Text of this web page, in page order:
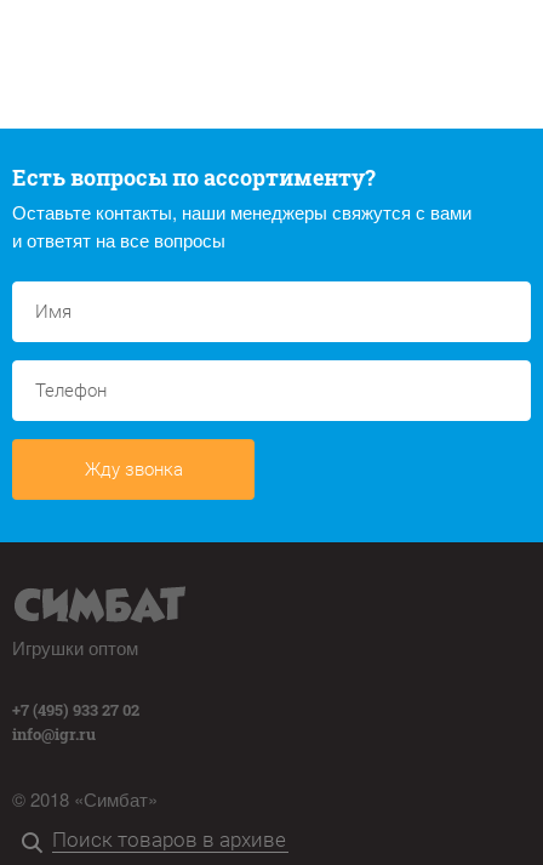
Есть вопросы по ассортименту?
Оставьте контакты, наши менеджеры свяжутся с вами
и ответят на все вопросы
Жду звонка
Игрушки оптом
+7 (495) 933 27 02
info@igr.ru
© 2018 «Симбат»